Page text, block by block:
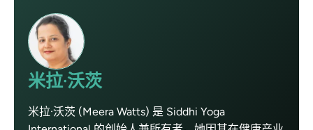
米拉·沃茨
米拉·沃茨 (Meera Watts) 是 Siddhi Yoga